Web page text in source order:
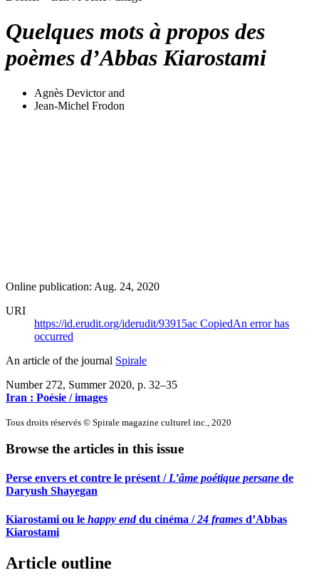
Quelques mots à propos des
poèmes d’Abbas Kiarostami
Agnès Devictorand
Jean-Michel Frodon
Online publication: Aug. 24, 2020
URI
https://id.erudit.org/iderudit/93915ac CopiedAn error has
occurred
An article of the journal Spirale
Number 272, Summer 2020, p. 32–35
Iran : Poésie / images
Tous droits réservés © Spirale magazine culturel inc., 2020
Browse the articles in this issue
Perse envers et contre le présent /L’âme poétique persane de
Daryush Shayegan
Kiarostami ou le happy enddu cinéma /24 frames d’Abbas
Kiarostami
Article outline